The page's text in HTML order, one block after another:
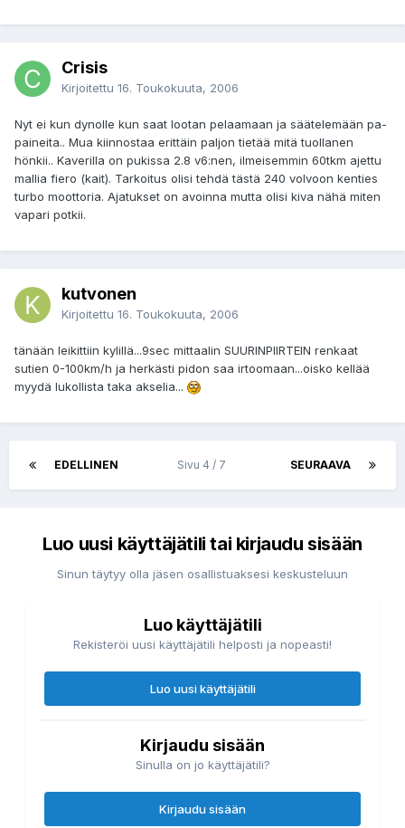
Crisis
Kirjoitettu 16. Toukokuuta, 2006
Nyt ei kun dynolle kun saat lootan pelaamaan ja säätelemään pa-
paineita.. Mua kiinnostaa erittäin paljon tietää mitä tuollanen
hönkii.. Kaverilla on pukissa 2.8 v6:nen, ilmeisemmin 60tkm ajettu
mallia fiero (kait). Tarkoitus olisi tehdä tästä 240 volvoon kenties
turbo moottoria. Ajatukset on avoinna mutta olisi kiva nähä miten
vapari potkii.
kutvonen
Kirjoitettu 16. Toukokuuta, 2006
tänään leikittiin kylillä...9sec mittaalin SUURINPIIRTEIN renkaat
sutien 0-100km/h ja herkästi pidon saa irtoomaan...oisko kellää
myydä lukollista taka akselia...
EDELLINEN SEURAAVA
Sivu 4 / 7
Luo uusi käyttäjätili tai kirjaudu sisään
Sinun täytyy olla jäsen osallistuaksesi keskusteluun
Luo käyttäjätili
Rekisteröi uusi käyttäjätili helposti ja nopeasti!
Luo uusi käyttäjätili
Kirjaudu sisään
Sinulla on jo käyttäjätili?
Kirjaudu sisään